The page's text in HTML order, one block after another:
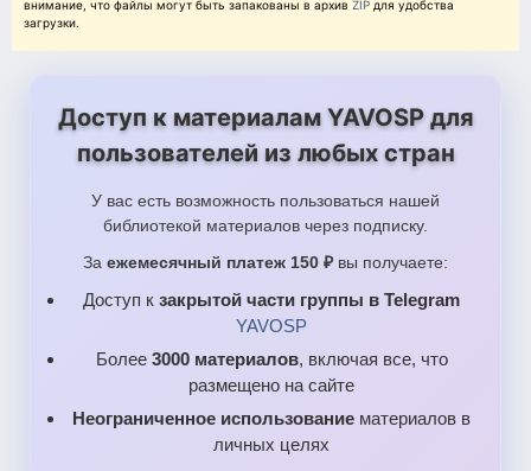
внимание, что файлы могут быть запакованы в архив ZIP для удобства
загрузки.
Доступ к материалам YAVOSP для
пользователей из любых стран
У вас есть возможность пользоваться нашей
библиотекой материалов через подписку.
За ежемесячный платеж 150 ₽ вы получаете:
Доступ к закрытой части группы в Telegram
YAVOSP
Более 3000 материалов, включая все, что
размещено на сайте
Неограниченное использование материалов в
личных целях